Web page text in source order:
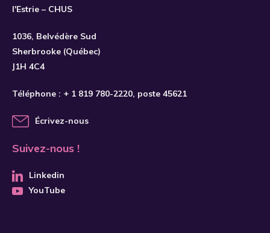
l'Estrie – CHUS
1036, Belvédère Sud
Sherbrooke (Québec)
J1H 4C4
Téléphone : + 1 819 780-2220, poste 45621
Écrivez-nous
Suivez-nous !
Linkedin
YouTube